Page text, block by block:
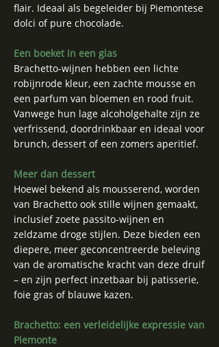
flair. Ideaal als begeleider bij Piemontese
dolci of pure chocolade.
Een boeket in een glas
Brachetto-wijnen hebben een lichte
robijnrode kleur, een zachte mousse en
een parfum van bloemen en rood fruit.
Vanwege hun lage alcoholgehalte zijn ze
verfrissend, doordrinkbaar en ideaal voor
brunch, dessert of een zomers aperitief.
Meer dan dessert
Hoewel bekend als mousserend, worden
van Brachetto ook stille wijnen gemaakt,
inclusief zoete passito-wijnen en
zeldzame droge stijlen. Deze bieden een
diepere, meer geconcentreerde beleving
van de aromatische kracht van deze druif
– en zijn perfect inzetbaar bij patisserie,
foie gras of blauwe kazen.
Brachetto: een verleidelijke expressie van
Piemonte